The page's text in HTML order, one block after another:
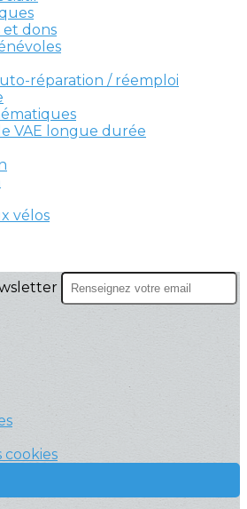
et dons
réparation / réemploi
VAE longue durée
vélos
cookies